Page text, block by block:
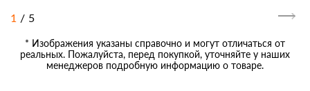
1 / 5
* Изображения указаны справочно и могут отличаться от
реальных. Пожалуйста, перед покупкой, уточняйте у наших
менеджеров подробную информацию о товаре.